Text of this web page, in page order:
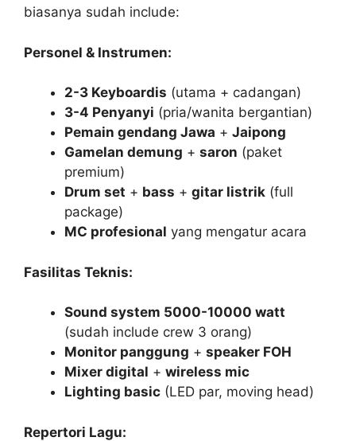
biasanya sudah include:
Personel & Instrumen:
2-3 Keyboardis (utama + cadangan)
3-4 Penyanyi (pria/wanita bergantian)
Pemain gendang Jawa + Jaipong
Gamelan demung + saron (paket
premium)
Drum set + bass + gitar listrik (full
package)
MC profesional yang mengatur acara
Fasilitas Teknis:
Sound system 5000-10000 watt
(sudah include crew 3 orang)
Monitor panggung + speaker FOH
Mixer digital + wireless mic
Lighting basic (LED par, moving head)
Repertori Lagu: